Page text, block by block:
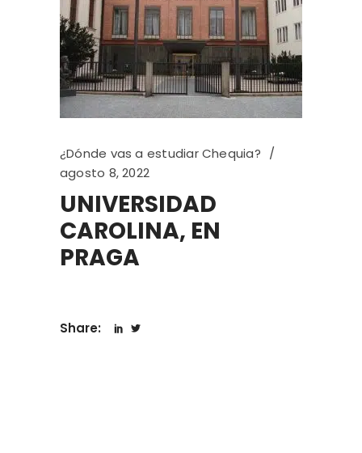
¿Dónde vas a estudiar Chequia?
agosto 8, 2022
UNIVERSIDAD
CAROLINA, EN
PRAGA
Share: